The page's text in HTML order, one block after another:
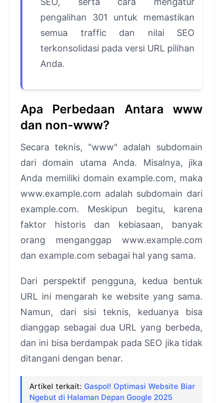
pengalihan 301 untuk memastikan
semua traffic dan nilai SEO
terkonsolidasi pada versi URL pilihan
Anda.
Apa Perbedaan Antara www
dan non-www?
Secara teknis, "www" adalah subdomain
dari domain utama Anda. Misalnya, jika
Anda memiliki domain example.com, maka
www.example.com adalah subdomain dari
example.com. Meskipun begitu, karena
faktor historis dan kebiasaan, banyak
orang menganggap www.example.com
dan example.com sebagai hal yang sama.
Dari perspektif pengguna, kedua bentuk
URL ini mengarah ke website yang sama.
Namun, dari sisi teknis, keduanya bisa
dianggap sebagai dua URL yang berbeda,
dan ini bisa berdampak pada SEO jika tidak
ditangani dengan benar.
Artikel terkait: Gaspol! Optimasi Website Biar
Ngebut di Halaman Depan Google 2025